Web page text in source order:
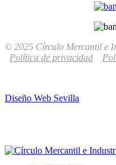
© 2025 Círculo Mercantil e
Política de privacidad
Diseño Web Sevilla